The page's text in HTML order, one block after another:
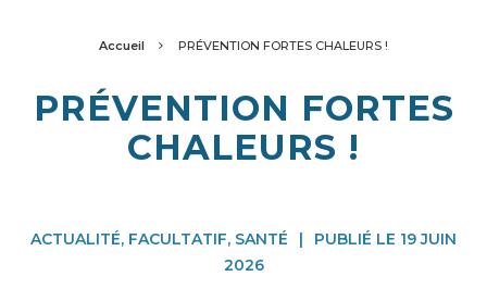
Accueil PRÉVENTION FORTES CHALEURS !
PRÉVENTION FORTES
CHALEURS !
ACTUALITÉ, FACULTATIF, SANTÉ |
PUBLIÉ LE 19 JUIN
2026